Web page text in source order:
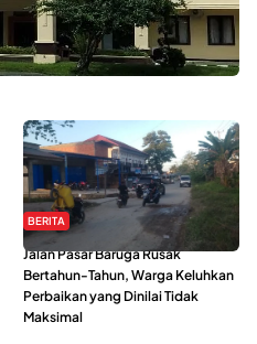
Kendari Dilaporkan ke Polda
BERITA
Jalan Pasar Baruga Rusak
Bertahun-Tahun, Warga Keluhkan
Perbaikan yang Dinilai Tidak
Maksimal